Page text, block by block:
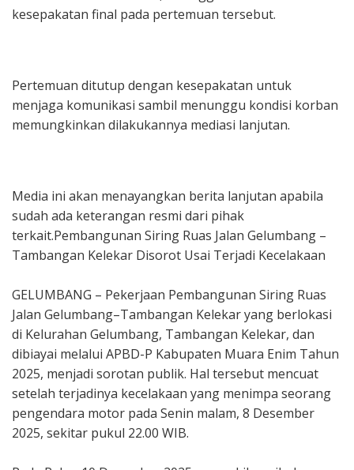
kesepakatan final pada pertemuan tersebut.
‎Pertemuan ditutup dengan kesepakatan untuk
menjaga komunikasi sambil menunggu kondisi korban
memungkinkan dilakukannya mediasi lanjutan.
‎Media ini akan menayangkan berita lanjutan apabila
sudah ada keterangan resmi dari pihak
terkait.‎Pembangunan Siring Ruas Jalan Gelumbang –
Tambangan Kelekar Disorot Usai Terjadi Kecelakaan
‎GELUMBANG – Pekerjaan Pembangunan Siring Ruas
Jalan Gelumbang–Tambangan Kelekar yang berlokasi
di Kelurahan Gelumbang, Tambangan Kelekar, dan
dibiayai melalui APBD-P Kabupaten Muara Enim Tahun
2025, menjadi sorotan publik. Hal tersebut mencuat
setelah terjadinya kecelakaan yang menimpa seorang
pengendara motor pada Senin malam, 8 Desember
2025, sekitar pukul 22.00 WIB.